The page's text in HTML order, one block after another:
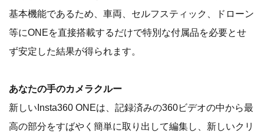
基本機能であるため、車両、セルフスティック、ドローン
等にONEを直接搭載するだけで特別な付属品を必要とせ
ず安定した結果が得られます。
あなたの手のカメラクルー
新しいInsta360 ONEは、記録済みの360ビデオの中から最
高の部分をすばやく簡単に取り出して編集し、新しいクリ